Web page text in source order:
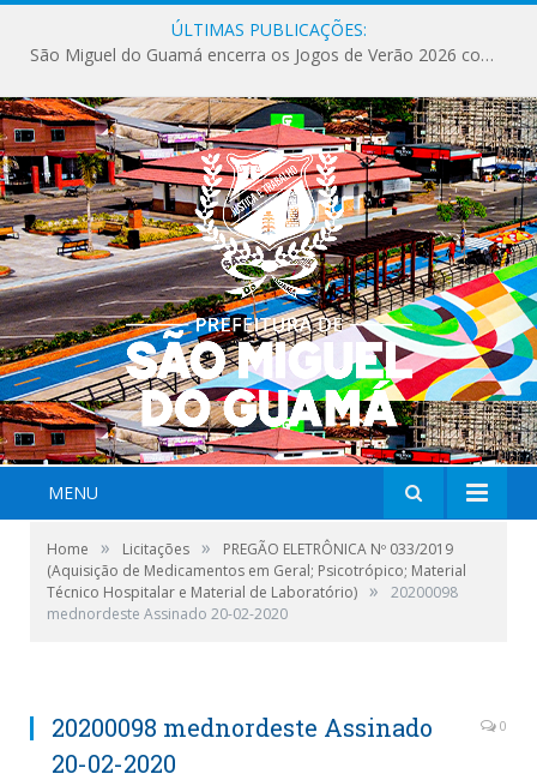
ÚLTIMAS PUBLICAÇÕES:
São Miguel do Guamá encerra os Jogos de Verão 2026 com sucesso de público e competições.
MENU
Home » Licitações »
PREGÃO ELETRÔNICA Nº 033/2019
(Aquisição de Medicamentos em Geral; Psicotrópico; Material
Técnico Hospitalar e Material de Laboratório) »
20200098
mednordeste Assinado 20-02-2020
20200098 mednordeste Assinado
20-02-2020
0